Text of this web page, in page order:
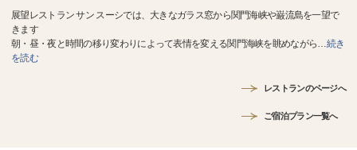
展望レストラン サン スーシでは、大きなガラス窓から関門海峡や巌流島を一望で
きます
朝・昼・夜と時間の移り変わりによって表情を変える関門海峡を眺めながら…続き
を読む
レストランのページへ
ご宿泊プラン一覧へ